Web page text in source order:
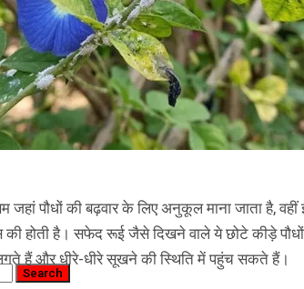
जहां पौधों की बढ़वार के लिए अनुकूल माना जाता है,
होती है। सफेद रूई जैसे दिखने वाले ये छोटे कीड़े
हैं और धीरे-धीरे सूखने की स्थिति में पहुंच सकते हैं।